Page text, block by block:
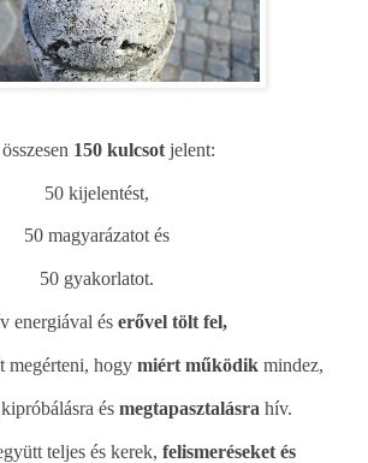
150 kulcsot jelent:
50 kijelentést,
50 magyarázatot és
50 gyakorlatot.
energiával és erővel tölt fel,
megérteni, hogy miért működik mindez,
és megtapasztalásra hív.
teljes és kerek, felismeréseket és